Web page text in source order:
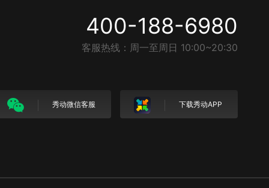
400-188-6980
客服热线：周一至周日 10:00~20:30
秀动微信客服 下载秀动APP